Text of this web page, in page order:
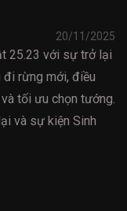
20/11/2025
25.23 với sự trở lại
rừng mới, điều
tối ưu chọn tướng.
và sự kiện Sinh